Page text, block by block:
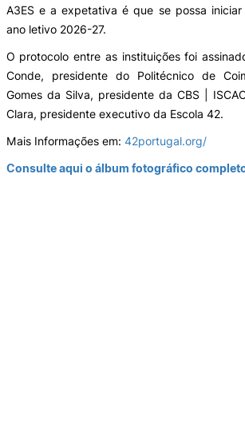
Observatórios
Política de privacidade e cookies
A3ES e a expetativa é que se possa
ano letivo 2026-27.
O protocolo entre as instituições foi
Conde, presidente do Politécnico de
Gomes da Silva, presidente da CBS |
Clara, presidente executivo da Escola 42.
Mais Informações em: 42portugal.org/
Consulte aqui o álbum fotográfico